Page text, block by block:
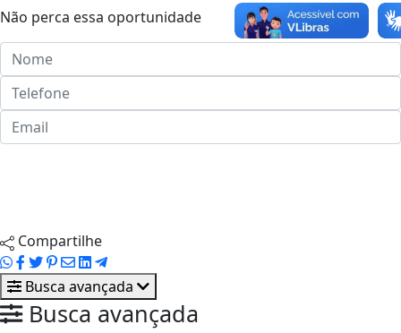
Não perca essa oportunidade
Compartilhe
Busca avançada
Busca avançada